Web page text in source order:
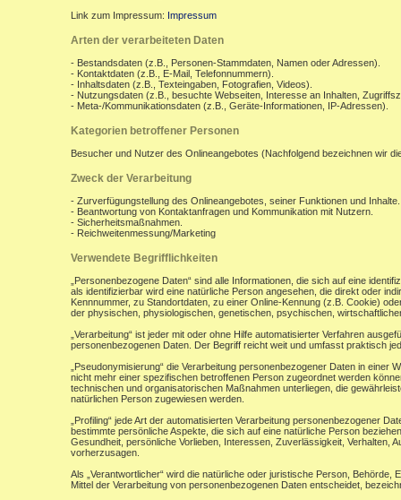
Link zum Impressum: Impressum
Arten der verarbeiteten Daten
- Bestandsdaten (z.B., Personen-Stammdaten, Namen oder Adressen).
- Kontaktdaten (z.B., E-Mail, Telefonnummern).
- Inhaltsdaten (z.B., Texteingaben, Fotografien, Videos).
- Nutzungsdaten (z.B., besuchte Webseiten, Interesse an Inhalten,
- Meta-/Kommunikationsdaten (z.B., Geräte-Informationen, IP-Adressen).
Kategorien betroffener Personen
Besucher und Nutzer des Onlineangebotes (Nachfolgend bezeichnen wir
Zweck der Verarbeitung
- Zurverfügungstellung des Onlineangebotes, seiner Funktionen und Inhalte.
- Beantwortung von Kontaktanfragen und Kommunikation mit Nutzern.
- Sicherheitsmaßnahmen.
- Reichweitenmessung/Marketing
Verwendete Begrifflichkeiten
„Personenbezogene Daten“ sind alle Informationen, die sich auf eine
als identifizierbar wird eine natürliche Person angesehen, die direkt oder
Kennnummer, zu Standortdaten, zu einer Online-Kennung (z.B. Cookie)
der physischen, physiologischen, genetischen, psychischen,
„Verarbeitung“ ist jeder mit oder ohne Hilfe automatisierter Verfahren
personenbezogenen Daten. Der Begriff reicht weit und umfasst praktisch
„Pseudonymisierung“ die Verarbeitung personenbezogener Daten in
nicht mehr einer spezifischen betroffenen Person zugeordnet werden
technischen und organisatorischen Maßnahmen unterliegen, die
natürlichen Person zugewiesen werden.
„Profiling“ jede Art der automatisierten Verarbeitung personenbezogener
bestimmte persönliche Aspekte, die sich auf eine natürliche Person
Gesundheit, persönliche Vorlieben, Interessen, Zuverlässigkeit, Verhalten,
vorherzusagen.
Als „Verantwortlicher“ wird die natürliche oder juristische Person,
Mittel der Verarbeitung von personenbezogenen Daten entscheidet,